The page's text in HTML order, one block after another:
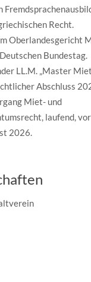
Recht.
Oberlandesgericht
Bundestag.
LL.M. „Master
Abschluss
Miet- und
laufend,
2026.